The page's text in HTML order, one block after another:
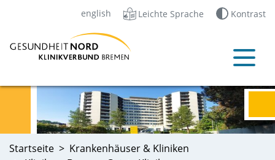
english Leichte Sprache Kontrast
Startseite
Krankenhäuser & Kliniken